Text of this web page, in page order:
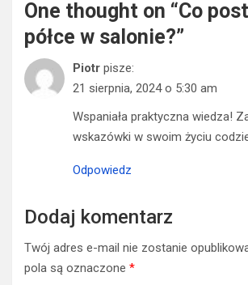
One thought on “Co
półce w salonie?”
Piotr pisze:
21 sierpnia, 2024 o 5:30 am
Wspaniała praktyczna wiedza!
wskazówki w swoim życiu
Odpowiedz
Dodaj komentarz
Twój adres e-mail nie zostanie
pola są oznaczone *